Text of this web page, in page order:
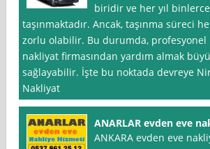
biridir ve her yıl
taşınmaktadır. Ancak, taşınma süreci
zorlu olabilir. Bu durumda, profesyonel
nakliyat firmasından yardım almak
sağlayabilir. İşte bu noktada devreye
Nakliyat
ANARLAR evden eve
ANKARA evden eve